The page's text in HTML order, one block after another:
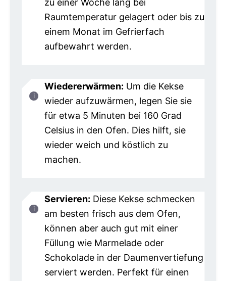
zu einer Woche lang bei
Raumtemperatur gelagert oder bis zu
einem Monat im Gefrierfach
aufbewahrt werden.
Wiedererwärmen: Um die Kekse
wieder aufzuwärmen, legen Sie sie
für etwa 5 Minuten bei 160 Grad
Celsius in den Ofen. Dies hilft, sie
wieder weich und köstlich zu
machen.
Servieren: Diese Kekse schmecken
am besten frisch aus dem Ofen,
können aber auch gut mit einer
Füllung wie Marmelade oder
Schokolade in der Daumenvertiefung
serviert werden. Perfekt für einen